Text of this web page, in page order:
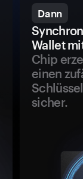
Dann
Wallet
Chip
einen
sicher.